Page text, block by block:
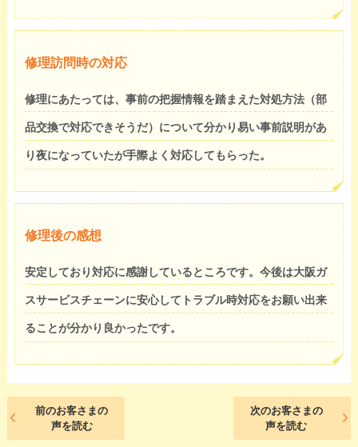
修理訪問時の対応
修理にあたっては、事前の把握情報を踏まえた対処方法（部
品交換で対応できそうだ）について分かり易い事前説明があ
り夜になっていたが手際よく対応してもらった。
修理後の感想
安定しており対応に感謝しているところです。今後は大阪ガ
スサービスチェーンに安心してトラブル時対応をお願い出来
ることが分かり良かったです。
前のお客さまの
声を読む
次のお客さまの
声を読む